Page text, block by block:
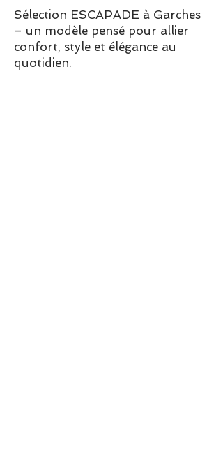
Sélection ESCAPADE à Garches
– un modèle pensé pour allier
confort, style et élégance au
quotidien.